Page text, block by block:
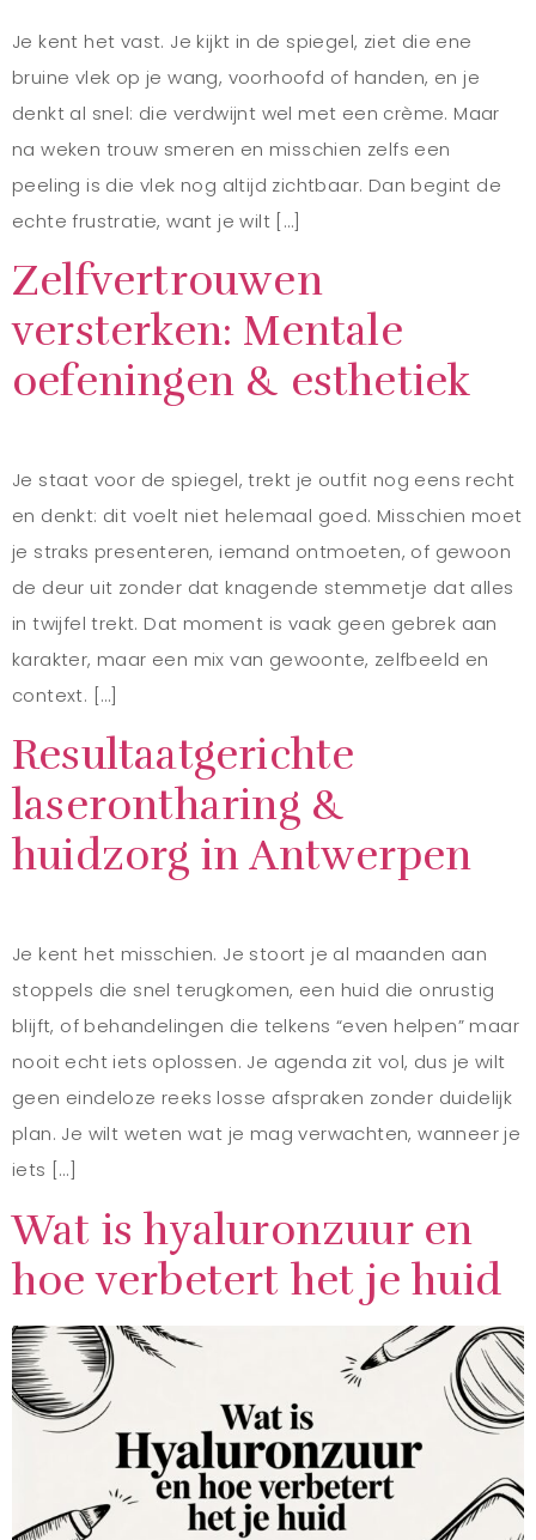
Je kent het vast. Je kijkt in de spiegel, ziet die ene
bruine vlek op je wang, voorhoofd of handen, en je
denkt al snel: die verdwijnt wel met een crème. Maar
na weken trouw smeren en misschien zelfs een
peeling is die vlek nog altijd zichtbaar. Dan begint de
echte frustratie, want je wilt […]
Zelfvertrouwen
versterken: Mentale
oefeningen & esthetiek
Je staat voor de spiegel, trekt je outfit nog eens recht
en denkt: dit voelt niet helemaal goed. Misschien moet
je straks presenteren, iemand ontmoeten, of gewoon
de deur uit zonder dat knagende stemmetje dat alles
in twijfel trekt. Dat moment is vaak geen gebrek aan
karakter, maar een mix van gewoonte, zelfbeeld en
context. […]
Resultaatgerichte
laserontharing &
huidzorg in Antwerpen
Je kent het misschien. Je stoort je al maanden aan
stoppels die snel terugkomen, een huid die onrustig
blijft, of behandelingen die telkens “even helpen” maar
nooit echt iets oplossen. Je agenda zit vol, dus je wilt
geen eindeloze reeks losse afspraken zonder duidelijk
plan. Je wilt weten wat je mag verwachten, wanneer je
iets […]
Wat is hyaluronzuur en
hoe verbetert het je huid